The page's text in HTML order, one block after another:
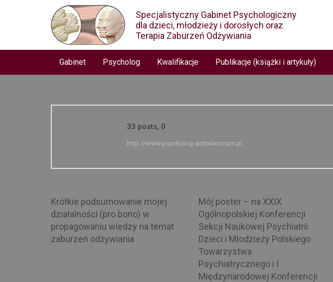
Specjalistyczny Gabinet Psychologiczny
dla dzieci, młodzieży i dorosłych oraz
Terapia Zaburzeń Odżywiania
Gabinet Psycholog Kwalifikacje Publikacje (książki i artykuły)
33 posts, 0
http://www.psycholog-ambulatorium.pl
Krótkie podsumowanie mojej
działalności (pro bono) w
propagowaniu wiedzy na temat
zaburzeń odżywiania
Mój poster – na XXIX
Ogólnopolskiej Konferencji
Sekcji Naukowej Psychiatrii
Dzieci i Młodzieży Polskiego
Towarzystwa
Psychiatrycznego i I
Międzynarodowej Konferencji